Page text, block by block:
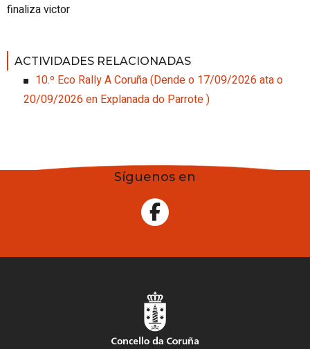
finaliza victor
ACTIVIDADES RELACIONADAS
10.º Eco Rally A Coruña(Dende o 17/09/2026 ata o
20/09/2026en Explanada do Parrote)
Síguenos en